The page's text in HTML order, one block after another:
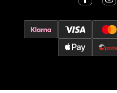
Jessheim - Thon